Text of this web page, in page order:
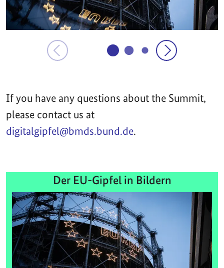
If you have any questions about the Summit,
please contact us at
digitalgipfel@bmds.bund.de.
Der EU-Gipfel in Bildern